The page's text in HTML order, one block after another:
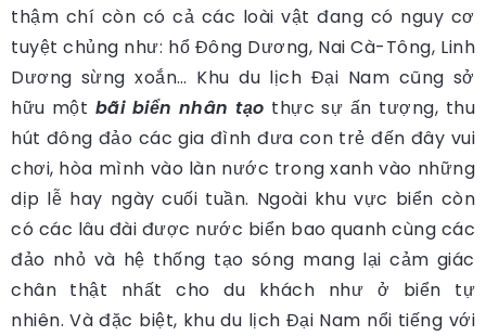
thậm chí còn có cả các loài vật đang có nguy cơ
tuyệt chủng như: hổ Đông Dương, Nai Cà-Tông, Linh
Dương sừng xoắn… Khu du lịch Đại Nam cũng sở
hữu một bãi biển nhân tạo thực sự ấn tượng, thu
hút đông đảo các gia đình đưa con trẻ đến đây vui
chơi, hòa mình vào làn nước trong xanh vào những
dịp lễ hay ngày cuối tuần. Ngoài khu vực biển còn
có các lâu đài được nước biển bao quanh cùng các
đảo nhỏ và hệ thống tạo sóng mang lại cảm giác
chân thật nhất cho du khách như ở biển tự
nhiên. Và đặc biệt, khu du lịch Đại Nam nổi tiếng với